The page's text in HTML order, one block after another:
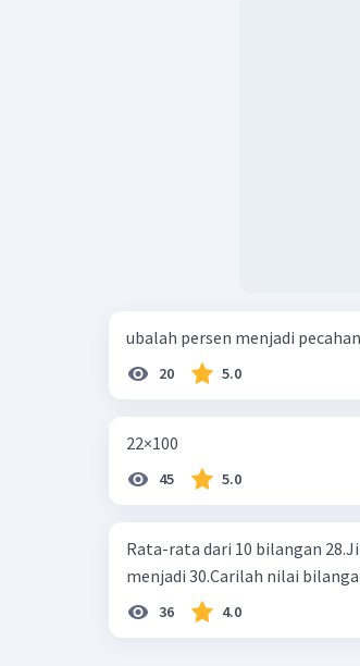
ubalah persen menjadi
20 5.0
22×100
45 5.0
Rata-rata dari 10 bilangan
menjadi 30.Carilah nilai
36 4.0